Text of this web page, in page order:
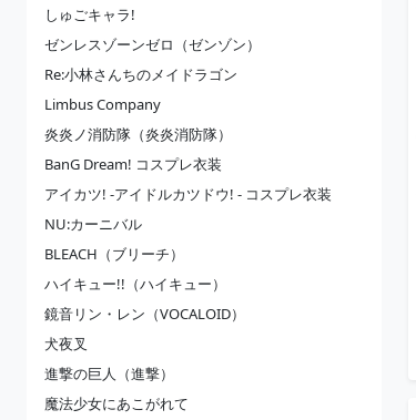
しゅごキャラ!
ゼンレスゾーンゼロ（ゼンゾン）
Re:小林さんちのメイドラゴン
Limbus Company
炎炎ノ消防隊（炎炎消防隊）
BanG Dream! コスプレ衣装
アイカツ! -アイドルカツドウ! - コスプレ衣装
NU:カーニバル
BLEACH（ブリーチ）
ハイキュー!!（ハイキュー）
鏡音リン・レン（VOCALOID）
犬夜叉
進撃の巨人（進撃）
魔法少女にあこがれて